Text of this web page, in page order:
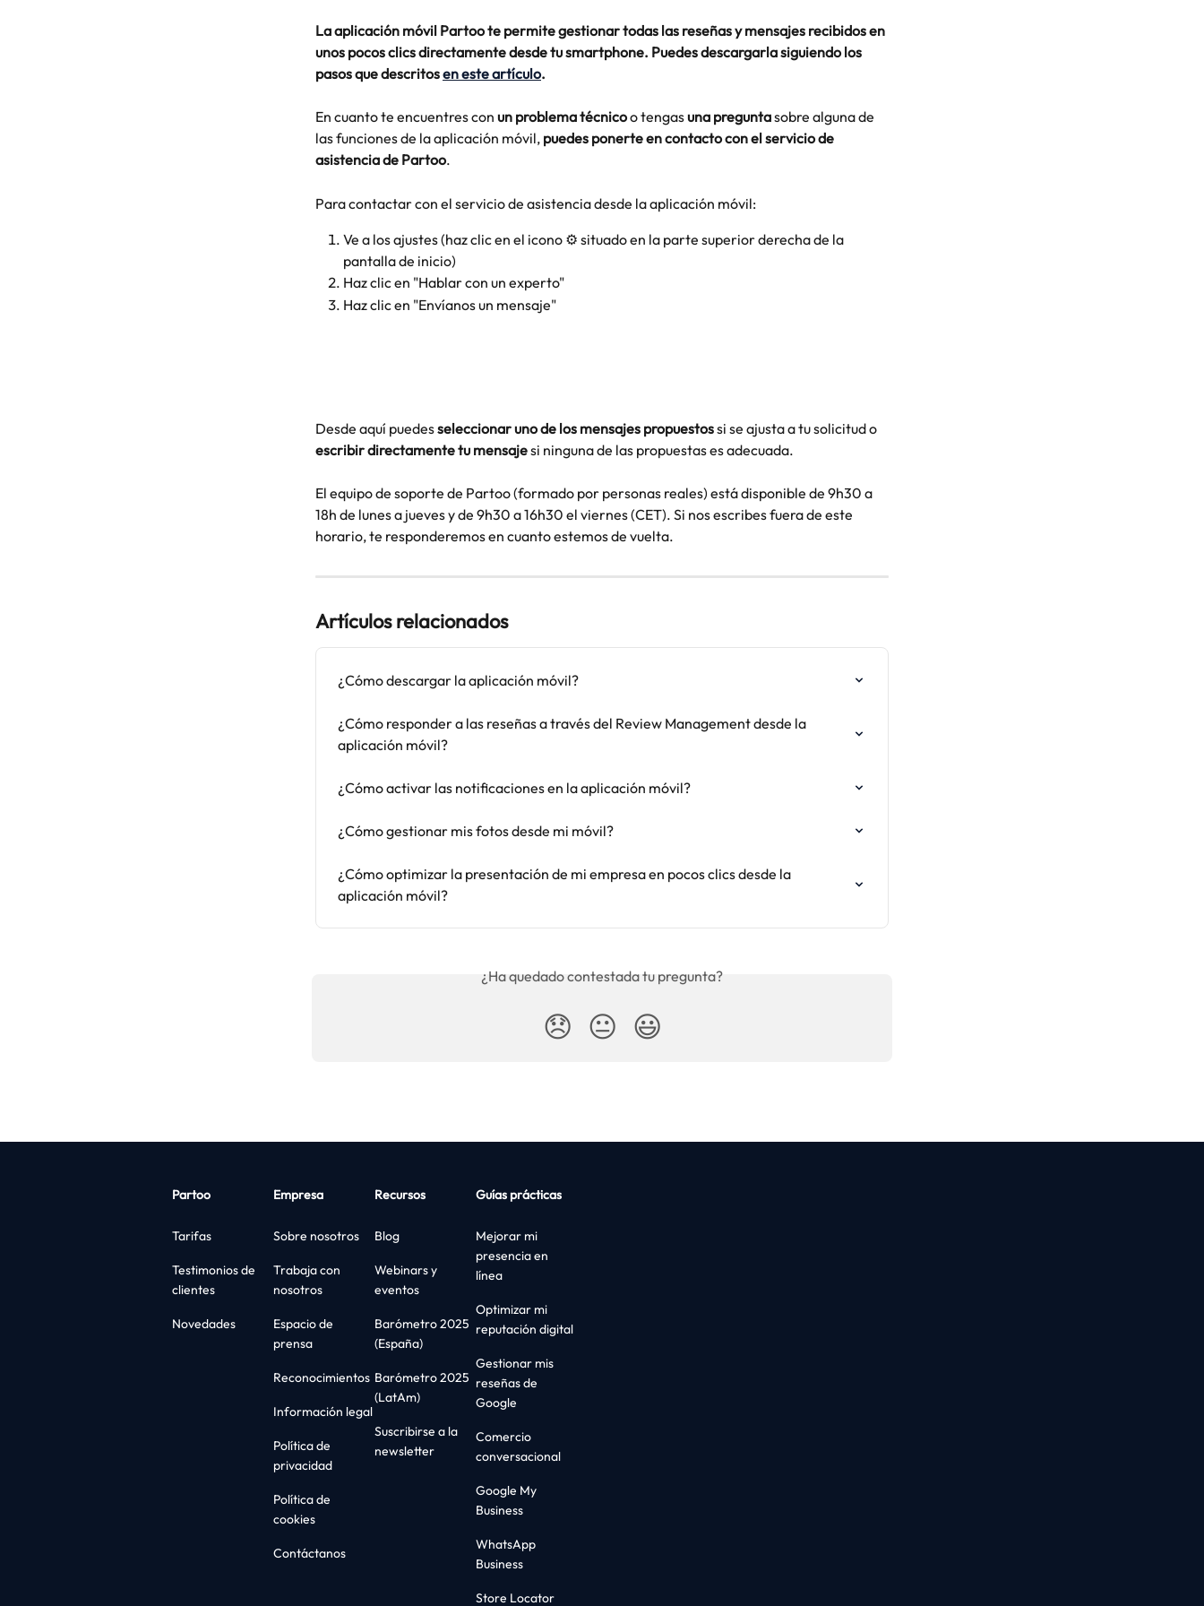
La aplicación móvil Partoo te permite gestionar todas las reseñas y mensajes recibidos en
unos pocos clics directamente desde tu smartphone. Puedes descargarla siguiendo los
pasos que descritos en este artículo.
En cuanto te encuentres con un problema técnico o tengas una pregunta sobre alguna de
las funciones de la aplicación móvil, puedes ponerte en contacto con el servicio de
asistencia de Partoo.
Para contactar con el servicio de asistencia desde la aplicación móvil:
Ve a los ajustes (haz clic en el icono ⚙️ situado en la parte superior derecha de la
pantalla de inicio)
Haz clic en "Hablar con un experto"
Haz clic en "Envíanos un mensaje"
Desde aquí puedes seleccionar uno de los mensajes propuestos si se ajusta a tu solicitud o
escribir directamente tu mensaje si ninguna de las propuestas es adecuada.
El equipo de soporte de Partoo (formado por personas reales) está disponible de 9h30 a
18h de lunes a jueves y de 9h30 a 16h30 el viernes (CET). Si nos escribes fuera de este
horario, te responderemos en cuanto estemos de vuelta.
Artículos relacionados
¿Cómo descargar la aplicación móvil?
¿Cómo responder a las reseñas a través del Review Management desde la
aplicación móvil?
¿Cómo activar las notificaciones en la aplicación móvil?
¿Cómo gestionar mis fotos desde mi móvil?
¿Cómo optimizar la presentación de mi empresa en pocos clics desde la
aplicación móvil?
¿Ha quedado contestada tu pregunta?
😞 😐 😃
Partoo
Tarifas
Testimonios de
clientes
Novedades
Empresa
Sobre nosotros
Trabaja con
nosotros
Espacio de
prensa
Reconocimientos
Información legal
Política de
privacidad
Política de
cookies
Contáctanos
Recursos
Blog
Webinars y
eventos
Barómetro 2025
(España)
Barómetro 2025
(LatAm)
Suscribirse a la
newsletter
Guías prácticas
Mejorar mi
presencia en
línea
Optimizar mi
reputación digital
Gestionar mis
reseñas de
Google
Comercio
conversacional
Google My
Business
WhatsApp
Business
Store Locator